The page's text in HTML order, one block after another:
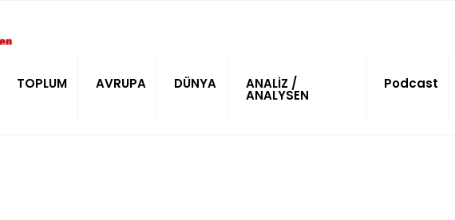
TOPLUM AVRUPA DÜNYA ANALİZ /
ANALYSEN
Podcast